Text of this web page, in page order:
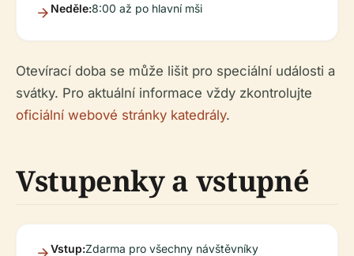
Neděle:8:00 až po hlavní mši
Otevírací doba se může lišit pro speciální události a
svátky. Pro aktuální informace vždy zkontrolujte
oficiální webové stránky katedrály.
Vstupenky a vstupné
Vstup:Zdarma pro všechny návštěvníky